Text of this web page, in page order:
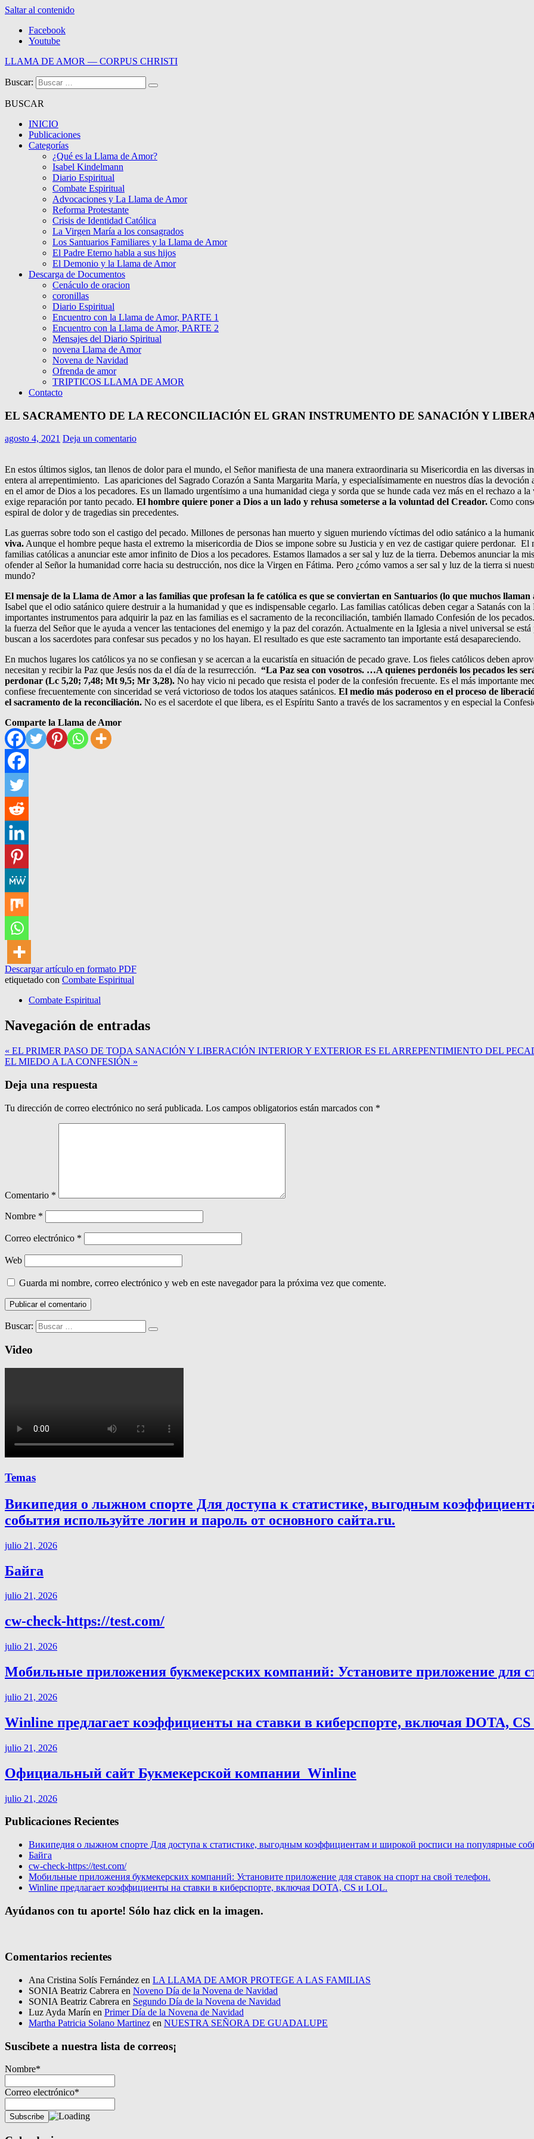
Saltar al contenido
Facebook
Youtube
LLAMA DE AMOR — CORPUS CHRISTI
Blog de la Llama de Amor
Buscar:
BUSCAR
INICIO
Publicaciones
Categorías
¿Qué es la Llama de Amor?
Isabel Kindelmann
Diario Espiritual
Combate Espiritual
Advocaciones y La Llama de Amor
Reforma Protestante
Crisis de Identidad Católica
La Virgen María a los consagrados
Los Santuarios Familiares y la Llama de Amor
El Padre Eterno habla a sus hijos
El Demonio y la Llama de Amor
Descarga de Documentos
Cenáculo de oracion
coronillas
Diario Espiritual
Encuentro con la Llama de Amor, PARTE 1
Encuentro con la Llama de Amor, PARTE 2
Mensajes del Diario Spiritual
novena Llama de Amor
Novena de Navidad
Ofrenda de amor
TRIPTICOS LLAMA DE AMOR
Contacto
EL SACRAMENTO DE LA RECONCILIACIÓN EL GRAN INSTRUMENTO DE SANACIÓN Y
agosto 4, 2021 Deja un comentario
En estos últimos siglos, tan llenos de dolor para el mundo, el Señor manifiesta de una manera extraordinaria su Misericordia en las diversas
entera al arrepentimiento. Las apariciones del Sagrado Corazón a Santa Margarita María, y especialísimamente en nuestros días la
en el amor de Dios a los pecadores. Es un llamado urgentísimo a una humanidad ciega y sorda que se hunde cada vez más en el rechazo
exige reparación por tanto pecado. El hombre quiere poner a Dios a un lado y rehusa someterse a la voluntad del Creador. Como
espiral de dolor y de tragedias sin precedentes.
Las guerras sobre todo son el castigo del pecado. Millones de personas han muerto y siguen muriendo víctimas del odio satánico a la
viva.Aunque el hombre peque hasta el extremo la misericordia de Dios se impone sobre su Justicia y en vez de castigar quiere perdonar.
familias católicas a anunciar este amor infinito de Dios a los pecadores. Estamos llamados a ser sal y luz de la tierra. Debemos anunciar la
ofender al Señor la humanidad corre hacia su destrucción, nos dice la Virgen en Fátima. Pero ¿cómo vamos a ser sal y luz de la tierra si
mundo?
El mensaje de la Llama de Amor a las familias que profesan la fe católica es que se conviertan en Santuarios (lo que muchos
Isabel que el odio satánico quiere destruir a la humanidad y que es indispensable cegarlo. Las familias católicas deben cegar a Satanás
importantes instrumentos para adquirir la paz en las familias es el sacramento de la reconciliación, también llamado Confesión de los
la fuerza del Señor que le ayuda a vencer las tentaciones del enemigo y la paz del corazón. Actualmente en la Iglesia a nivel universal se
buscan a los sacerdotes para confesar sus pecados y no los hayan. El resultado es que este sacramento tan importante está desapareciendo.
En muchos lugares los católicos ya no se confiesan y se acercan a la eucaristía en situación de pecado grave. Los fieles católicos deben
necesitan y recibir la Paz que Jesús nos da el día de la resurrección. “La Paz sea con vosotros. …A quienes perdonéis los pecados les
perdonar (Lc 5,20; 7,48; Mt 9,5; Mr 3,28). No hay vicio ni pecado que resista el poder de la confesión frecuente. Es el más importante
confiese frecuentemente con sinceridad se verá victorioso de todos los ataques satánicos. El medio más poderoso en el proceso de
el sacramento de la reconciliación. No es el sacerdote el que libera, es el Espíritu Santo a través de los sacramentos y en especial la
Comparte la Llama de Amor
Descargar artículo en formato PDF
etiquetado con Combate Espiritual
Combate Espiritual
Navegación de entradas
« EL PRIMER PASO DE TODA SANACIÓN Y LIBERACIÓN INTERIOR Y EXTERIOR ES EL ARREPENTIMIENTO DEL
EL MIEDO A LA CONFESIÓN »
Deja una respuesta
Tu dirección de correo electrónico no será publicada. Los campos obligatorios están marcados con *
Comentario *
Nombre *
Correo electrónico *
Web
Guarda mi nombre, correo electrónico y web en este navegador para la próxima vez que comente.
Buscar:
Video
Temas
Википедия о лыжном спорте Для доступа к статистике, выгодным
события используйте логин и пароль от основного сайта.ru.
julio 21, 2026
Байга
julio 21, 2026
cw-check-https://test.com/
julio 21, 2026
Мобильные приложения букмекерских компаний: Установите приложение для
julio 21, 2026
Winline предлагает коэффициенты на ставки в киберспорте, включая DOTA,
julio 21, 2026
Официальный сайт Букмекерской компании ️ Winline
julio 21, 2026
Publicaciones Recientes
Википедия о лыжном спорте Для доступа к статистике, выгодным коэффициентам и широкой росписи на популярные
Байга
cw-check-https://test.com/
Мобильные приложения букмекерских компаний: Установите приложение для ставок на спорт на свой телефон.
Winline предлагает коэффициенты на ставки в киберспорте, включая DOTA, CS и LOL.
Ayúdanos con tu aporte! Sólo haz click en la imagen.
Comentarios recientes
Ana Cristina Solís Fernández en LA LLAMA DE AMOR PROTEGE A LAS FAMILIAS
SONIA Beatriz Cabrera en Noveno Día de la Novena de Navidad
SONIA Beatriz Cabrera en Segundo Día de la Novena de Navidad
Luz Ayda Marín en Primer Día de la Novena de Navidad
Martha Patricia Solano Martinez en NUESTRA SEÑORA DE GUADALUPE
Suscibete a nuestra lista de correos¡
Nombre*
Correo electrónico*